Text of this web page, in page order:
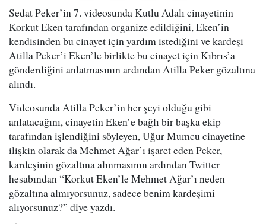
Sedat Peker’in 7. videosunda Kutlu Adalı cinayetinin
Korkut Eken tarafından organize edildiğini, Eken’in
kendisinden bu cinayet için yardım istediğini ve kardeşi
Atilla Peker’i Eken’le birlikte bu cinayet için Kıbrıs’a
gönderdiğini anlatmasının ardından Atilla Peker gözaltına
alındı.
Videosunda Atilla Peker’in her şeyi olduğu gibi
anlatacağını, cinayetin Eken’e bağlı bir başka ekip
tarafından işlendiğini söyleyen, Uğur Mumcu cinayetine
ilişkin olarak da Mehmet Ağar’ı işaret eden Peker,
kardeşinin gözaltına alınmasının ardından Twitter
hesabından “Korkut Eken’le Mehmet Ağar’ı neden
gözaltına almıyorsunuz, sadece benim kardeşimi
alıyorsunuz?” diye yazdı.